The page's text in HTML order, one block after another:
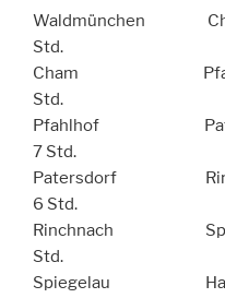
Waldmünchen
Std.
Cham
Std.
Pfahlhof
7 Std.
Patersdorf
6 Std.
Rinchnach
Std.
Spiegelau